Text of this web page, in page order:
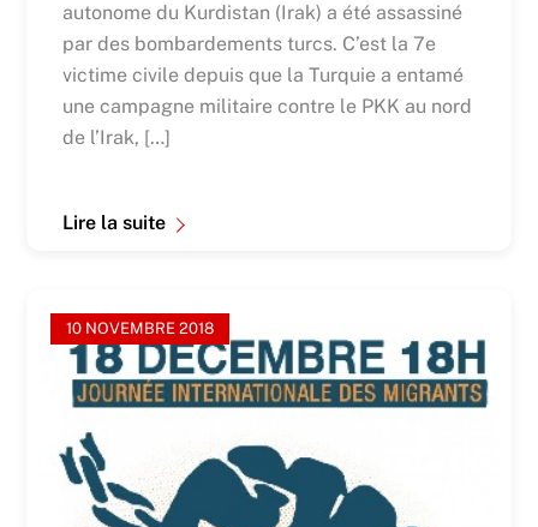
autonome du Kurdistan (Irak) a été assassiné
par des bombardements turcs. C’est la 7e
victime civile depuis que la Turquie a entamé
une campagne militaire contre le PKK au nord
de l’Irak, […]
Lire la suite
10 NOVEMBRE 2018